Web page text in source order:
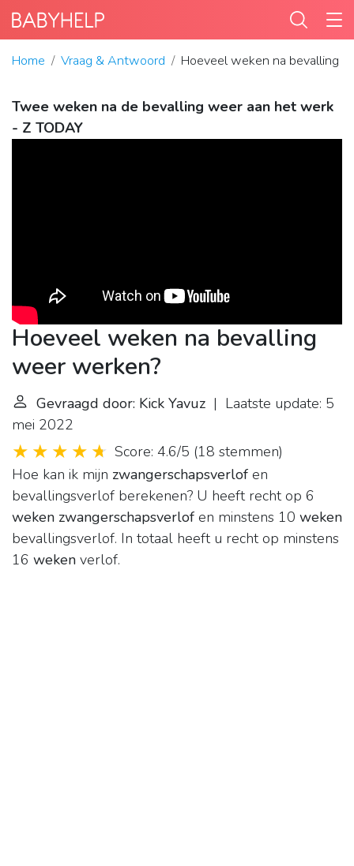
Home Vraag & Antwoord Hoeveel weken na bevalling
Twee weken na de bevalling weer aan het werk
- Z TODAY
Hoeveel weken na bevalling
weer werken?
Gevraagd door: Kick Yavuz | Laatste update: 5
mei 2022
Score: 4.6/5 (18 stemmen)
Hoe kan ik mijn zwangerschapsverlof en
bevallingsverlof berekenen? U heeft recht op 6
weken zwangerschapsverlof en minstens 10 weken
bevallingsverlof. In totaal heeft u recht op minstens
16 weken verlof.